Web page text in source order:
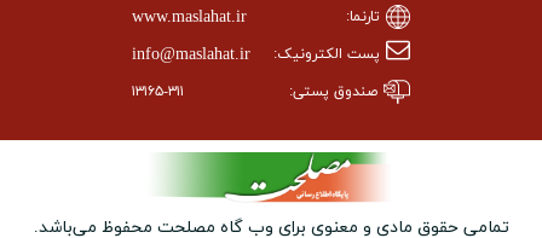
تارنما: www.maslahat.ir
پست الکترونیک: info@maslahat.ir
صندوق پستی: ۱۳۱۶۵-۳۱۱
تمامی حقوق مادی و معنوی برای وب ‌گاه مصلحت محفوظ می‌باشد.